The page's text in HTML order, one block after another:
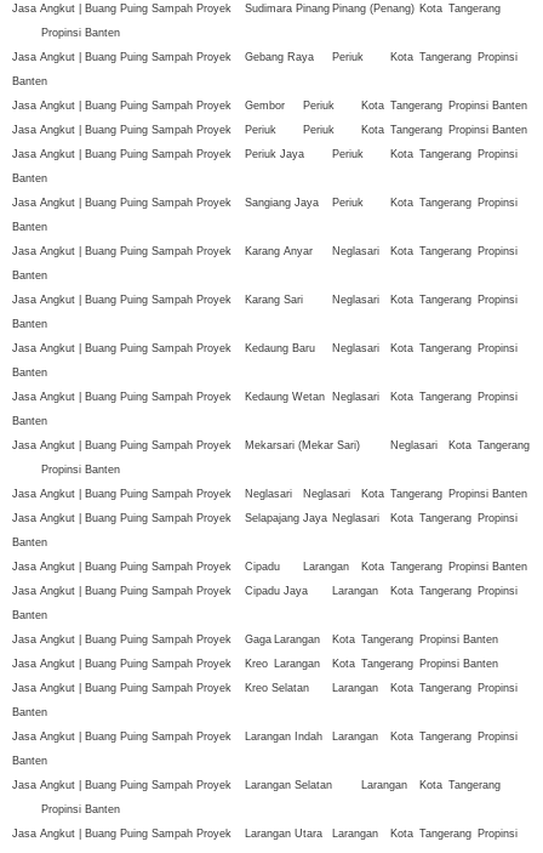
Jasa Angkut | Buang Puing Sampah Proyek
Sudimara Pinang Pinang (Penang) Kota Tangerang
Propinsi Banten
Jasa Angkut | Buang Puing Sampah Proyek
Gebang Raya Periuk Kota Tangerang Propinsi
Banten
Jasa Angkut | Buang Puing Sampah Proyek
Gembor Periuk Kota Tangerang Propinsi Banten
Jasa Angkut | Buang Puing Sampah Proyek
Periuk Periuk Kota Tangerang Propinsi Banten
Jasa Angkut | Buang Puing Sampah Proyek
Periuk Jaya Periuk Kota Tangerang Propinsi
Banten
Jasa Angkut | Buang Puing Sampah Proyek
Sangiang Jaya Periuk Kota Tangerang Propinsi
Banten
Jasa Angkut | Buang Puing Sampah Proyek
Karang Anyar Neglasari Kota Tangerang Propinsi
Banten
Jasa Angkut | Buang Puing Sampah Proyek
Karang Sari Neglasari Kota Tangerang Propinsi
Banten
Jasa Angkut | Buang Puing Sampah Proyek
Kedaung Baru Neglasari Kota Tangerang Propinsi
Banten
Jasa Angkut | Buang Puing Sampah Proyek
Kedaung Wetan Neglasari Kota Tangerang Propinsi
Banten
Jasa Angkut | Buang Puing Sampah Proyek
Mekarsari (Mekar Sari) Neglasari Kota Tangerang
Propinsi Banten
Jasa Angkut | Buang Puing Sampah Proyek
Neglasari Neglasari Kota Tangerang Propinsi Banten
Jasa Angkut | Buang Puing Sampah Proyek
Selapajang Jaya Neglasari Kota Tangerang Propinsi
Banten
Jasa Angkut | Buang Puing Sampah Proyek
Cipadu Larangan Kota Tangerang Propinsi Banten
Jasa Angkut | Buang Puing Sampah Proyek
Cipadu Jaya Larangan Kota Tangerang Propinsi
Banten
Jasa Angkut | Buang Puing Sampah Proyek
Gaga Larangan Kota Tangerang Propinsi Banten
Jasa Angkut | Buang Puing Sampah Proyek
Kreo Larangan Kota Tangerang Propinsi Banten
Jasa Angkut | Buang Puing Sampah Proyek
Kreo Selatan Larangan Kota Tangerang Propinsi
Banten
Jasa Angkut | Buang Puing Sampah Proyek
Larangan Indah Larangan Kota Tangerang Propinsi
Banten
Jasa Angkut | Buang Puing Sampah Proyek
Larangan Selatan Larangan Kota Tangerang
Propinsi Banten
Jasa Angkut | Buang Puing Sampah Proyek
Larangan Utara Larangan Kota Tangerang Propinsi